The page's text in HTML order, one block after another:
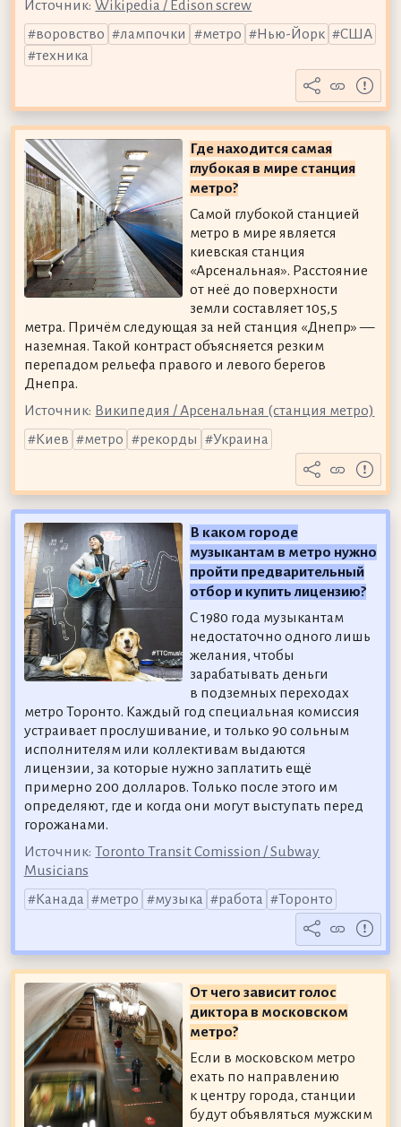
Источник: Wikipedia / Edison screw
воровство
лампочки метро Нью-Йорк
США
техника
Где находится самая
глубокая в мире станция
метро?
Самой глубокой станцией
метро в мире является
киевская станция
«Арсенальная». Расстояние
от неё до поверхности
земли составляет 105,5
метра. Причём следующая за ней станция «Днепр» —
наземная. Такой контраст объясняется резким
перепадом рельефа правого и левого берегов
Днепра.
Источник: Википедия / Арсенальная (станция метро)
Киев
метро рекорды Украина
В каком городе
музыкантам в метро нужно
пройти предварительный
отбор и купить лицензию?
С 1980 года музыкантам
недостаточно одного лишь
желания, чтобы
зарабатывать деньги
в подземных переходах
метро Торонто. Каждый год специальная комиссия
устраивает прослушивание, и только 90 сольным
исполнителям или коллективам выдаются
лицензии, за которые нужно заплатить ещё
примерно 200 долларов. Только после этого им
определяют, где и когда они могут выступать перед
горожанами.
Источник: Toronto Transit Comission / Subway
Musicians
Канада
метро музыка работа Торонто
От чего зависит голос
диктора в московском
метро?
Если в московском метро
ехать по направлению
к центру города, станции
будут объявляться мужским